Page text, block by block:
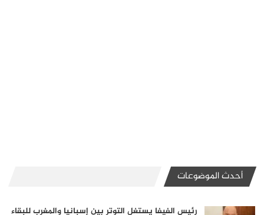
أحدث الموضوعات
رئيس الفيفا يستغل التوتر بين إسبانيا والمغرب للبقاء